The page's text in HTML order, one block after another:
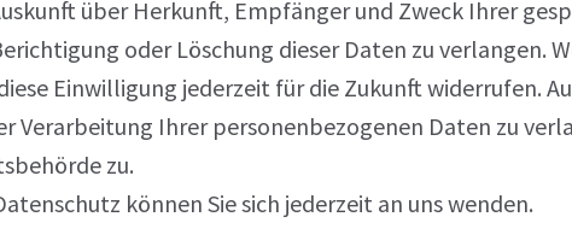
über Herkunft, Empfänger und Zweck Ihrer
oder Löschung dieser Daten zu verlangen.
Einwilligung jederzeit für die Zukunft widerrufen.
Verarbeitung Ihrer personenbezogenen Daten zu
zu.
können Sie sich jederzeit an uns wenden.